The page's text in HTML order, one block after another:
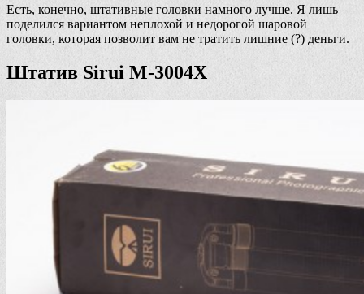
Есть, конечно, штативные головки намного лучше. Я лишь
поделился вариантом неплохой и недорогой шаровой
головки, которая позволит вам не тратить лишние (?) деньги.
Штатив Sirui M-3004X